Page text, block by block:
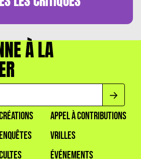
À LA
APPEL À CONTRIBUTIONS
VRILLES
ÉVÉNEMENTS